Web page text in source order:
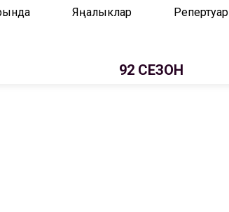
Яңалыклар Репертуар
92 СЕЗОН